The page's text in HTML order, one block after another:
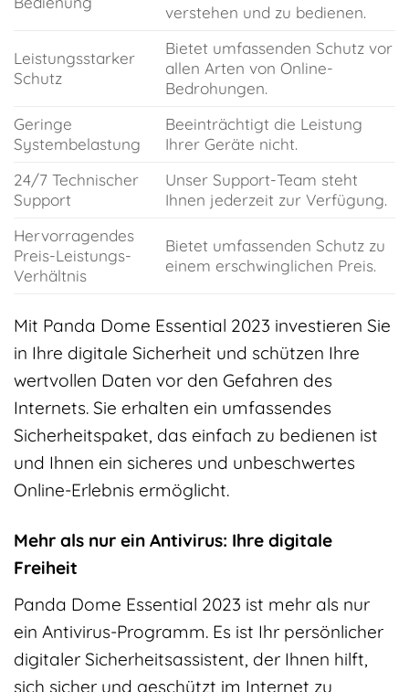
verstehen und zu bedienen.
Leistungsstarker
Schutz
Bietet umfassenden Schutz vor
allen Arten von Online-
Bedrohungen.
Geringe
Systembelastung
Beeinträchtigt die Leistung
Ihrer Geräte nicht.
24/7 Technischer
Support
Unser Support-Team steht
Ihnen jederzeit zur Verfügung.
Hervorragendes
Preis-Leistungs-
Verhältnis
Bietet umfassenden Schutz zu
einem erschwinglichen Preis.
Mit Panda Dome Essential 2023 investieren Sie
in Ihre digitale Sicherheit und schützen Ihre
wertvollen Daten vor den Gefahren des
Internets. Sie erhalten ein umfassendes
Sicherheitspaket, das einfach zu bedienen ist
und Ihnen ein sicheres und unbeschwertes
Online-Erlebnis ermöglicht.
Mehr als nur ein Antivirus: Ihre digitale
Freiheit
Panda Dome Essential 2023 ist mehr als nur
ein Antivirus-Programm. Es ist Ihr persönlicher
digitaler Sicherheitsassistent, der Ihnen hilft,
sich sicher und geschützt im Internet zu